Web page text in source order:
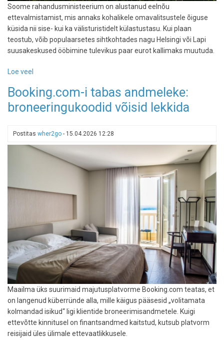
Soome rahandusministeerium on alustanud eelnõu
ettevalmistamist, mis annaks kohalikele omavalitsustele õiguse
küsida nii sise- kui ka välisturistidelt külastustasu. Kui plaan
teostub, võib populaarsetes sihtkohtades nagu Helsingi või Lapi
suusakeskused ööbimine tulevikus paar eurot kallimaks muutuda.
Loe veel
põhjanaabrite
juures
minna:
Soome
plaanib
Booking.com-i tabas andmeleke:
broneeringukoodid võisid lekkida
Postitas wher2go - 15.04.2026 12:28
Maailma üks suurimaid majutusplatvorme Booking.com teatas, et
on langenud küberründe alla, mille käigus pääsesid „volitamata
kolmandad isikud“ ligi klientide broneerimisandmetele. Kuigi
ettevõtte kinnitusel on finantsandmed kaitstud, kutsub platvorm
reisijaid üles ülimale ettevaatlikkusele.